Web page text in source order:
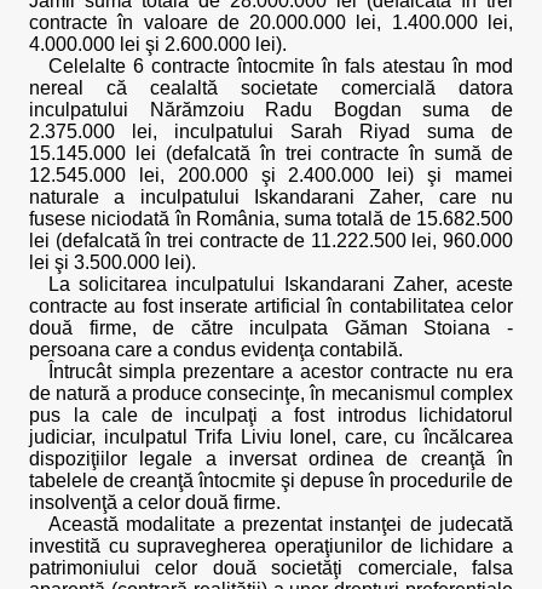
contracte în valoare de 20.000.000 lei, 1.400.000 lei,
4.000.000 lei şi 2.600.000 lei).
Celelalte 6 contracte întocmite în fals atestau în mod
nereal că cealaltă societate comercială datora
inculpatului Nărămzoiu Radu Bogdan suma de
2.375.000 lei, inculpatului Sarah Riyad suma de
15.145.000 lei (defalcată în trei contracte în sumă de
12.545.000 lei, 200.000 şi 2.400.000 lei) şi mamei
naturale a inculpatului Iskandarani Zaher, care nu
fusese niciodată în România, suma totală de 15.682.500
lei (defalcată în trei contracte de 11.222.500 lei, 960.000
lei şi 3.500.000 lei).
La solicitarea inculpatului Iskandarani Zaher, aceste
contracte au fost inserate artificial în contabilitatea celor
două firme, de către inculpata Găman Stoiana -
persoana care a condus evidenţa contabilă.
Întrucât simpla prezentare a acestor contracte nu era
de natură a produce consecinţe, în mecanismul complex
pus la cale de inculpaţi a fost introdus lichidatorul
judiciar, inculpatul Trifa Liviu Ionel, care, cu încălcarea
dispoziţiilor legale a inversat ordinea de creanţă în
tabelele de creanţă întocmite şi depuse în procedurile de
insolvenţă a celor două firme.
Această modalitate a prezentat instanţei de judecată
investită cu supravegherea operaţiunilor de lichidare a
patrimoniului celor două societăţi comerciale, falsa